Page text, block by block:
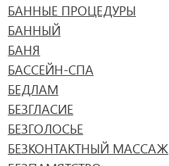
БАННЫЕ ПРОЦЕДУРЫ
БАННЫЙ
БАНЯ
БАССЕЙН-СПА
БЕДЛАМ
БЕЗГЛАСИЕ
БЕЗГОЛОСЬЕ
БЕЗКОНТАКТНЫЙ МАССАЖ